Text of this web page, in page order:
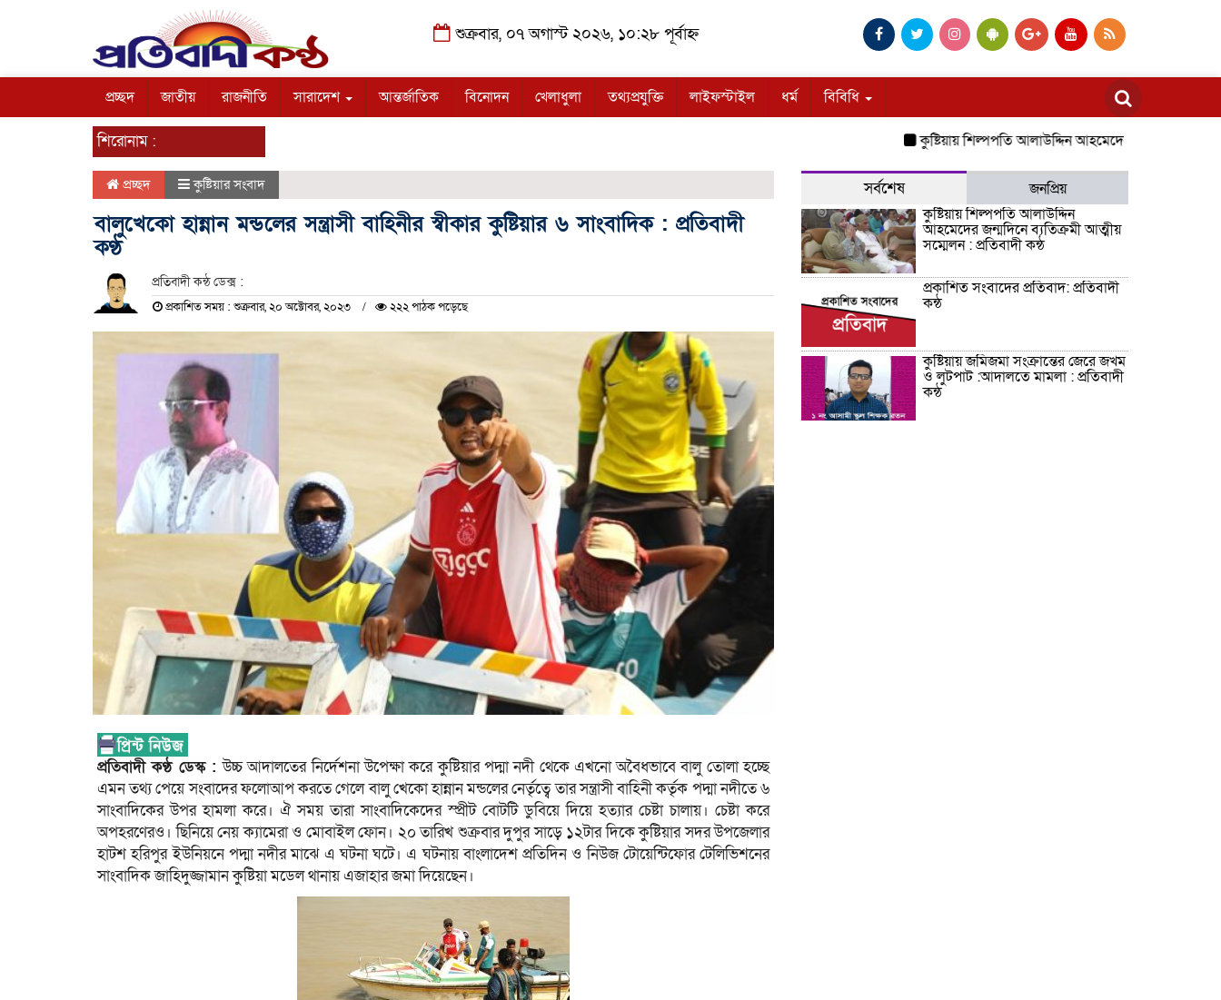
শুক্রবার, ০৭ অগাস্ট ২০২৬, ১০:২৮ পূর্বাহ্ন
প্রচ্ছদ জাতীয় রাজনীতি সারাদেশ আন্তর্জাতিক বিনোদন খেলাধুলা তথ্যপ্রযুক্তি লাইফস্টাইল ধর্ম বিবিধি
শিরোনাম : কুষ্টিয়ায় শিল্পপতি আলাউদ্দিন আহমেদের জন্মদিনে ব্যতিক্রমী
প্রচ্ছদ কুষ্টিয়ার সংবাদ
বালুখেকো হান্নান মন্ডলের সন্ত্রাসী বাহিনীর স্বীকার কুষ্টিয়ার ৬ সাংবাদিক : প্রতিবাদী
কণ্ঠ
প্রতিবাদী কন্ঠ ডেক্স :
প্রকাশিত সময় : শুক্রবার, ২০ অক্টোবর, ২০২৩ ২২২ পাঠক পড়েছে
প্রতিবাদী কণ্ঠ ডেস্ক :উচ্চ আদালতের নির্দেশনা উপেক্ষা করে কুষ্টিয়ার পদ্মা নদী থেকে এখনো অবৈধভাবে বালু তোলা হচ্ছে
এমন তথ্য পেয়ে সংবাদের ফলোআপ করতে গেলে বালু খেকো হান্নান মন্ডলের নের্তৃত্বে তার সন্ত্রাসী বাহিনী কর্তৃক পদ্মা নদীতে ৬
সাংবাদিকের উপর হামলা করে। ঐ সময় তারা সাংবাদিকেদের স্প্রীট বোটটি ডুবিয়ে দিয়ে হত্যার চেষ্টা চালায়। চেষ্টা করে
অপহরণেরও। ছিনিয়ে নেয় ক্যামেরা ও মোবাইল ফোন। ২০ তারিখ শুক্রবার দুপুর সাড়ে ১২টার দিকে কুষ্টিয়ার সদর উপজেলার
হাটশ হরিপুর ইউনিয়নে পদ্মা নদীর মাঝে এ ঘটনা ঘটে। এ ঘটনায় বাংলাদেশ প্রতিদিন ও নিউজ টোয়েন্টিফোর টেলিভিশনের
সাংবাদিক জাহিদুজ্জামান কুষ্টিয়া মডেল থানায় এজাহার জমা দিয়েছেন।
সর্বশেষ
জনপ্রিয়
কুষ্টিয়ায় শিল্পপতি আলাউদ্দিন
আহমেদের জন্মদিনে ব্যতিক্রমী আত্মীয়
সম্মেলন : প্রতিবাদী কন্ঠ
প্রকাশিত সংবাদের প্রতিবাদ: প্রতিবাদী
কন্ঠ
কুষ্টিয়ায় জমিজমা সংক্রান্তের জেরে জখম
ও লুটপাট :আদালতে মামলা : প্রতিবাদী
কন্ঠ